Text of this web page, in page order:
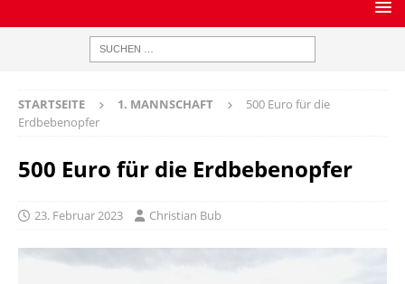
STARTSEITE 1. MANNSCHAFT
500 Euro für die
Erdbebenopfer
500 Euro für die Erdbebenopfer
23. Februar 2023 Christian Bub